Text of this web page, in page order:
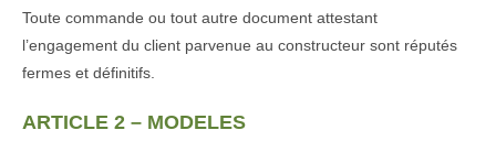
Toute commande ou tout autre document attestant
l’engagement du client parvenue au constructeur sont réputés
fermes et définitifs.
ARTICLE 2 – MODELES